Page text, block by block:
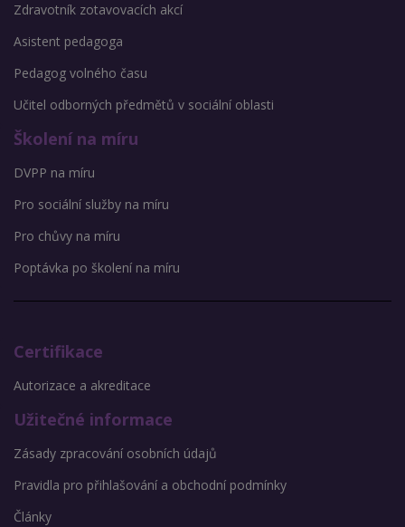
Zdravotník zotavovacích akcí
Asistent pedagoga
Pedagog volného času
Učitel odborných předmětů v sociální oblasti
Školení na míru
DVPP na míru
Pro sociální služby na míru
Pro chůvy na míru
Poptávka po školení na míru
Certifikace
Autorizace a akreditace
Užitečné informace
Zásady zpracování osobních údajů
Pravidla pro přihlašování a obchodní podmínky
Články